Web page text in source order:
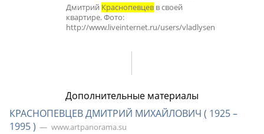
Дмитрий Краснопевцев в своей
квартире. Фото:
http://www.liveinternet.ru/users/vladlysen
Дополнительные материалы
КРАСНОПЕВЦЕВ ДМИТРИЙ МИХАЙЛОВИЧ ( 1925 –
1995 )
www.artpanorama.su